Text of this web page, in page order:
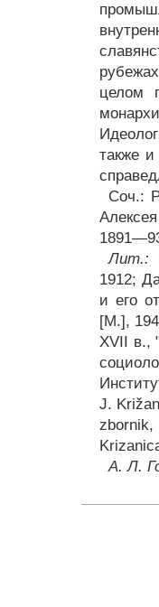
целом
также
Соч.:
Лит.:
1912;
и его
[М.],
XVII в.,
J.
А. Л.